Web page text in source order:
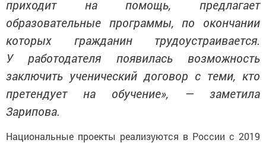
приходит на помощь, предлагает
образовательные программы, по окончании
которых гражданин трудоустраивается.
У работодателя появилась возможность
заключить ученический договор с теми, кто
претендует на обучение», — заметила
Зарипова.
Национальные проекты реализуются в России с 2019